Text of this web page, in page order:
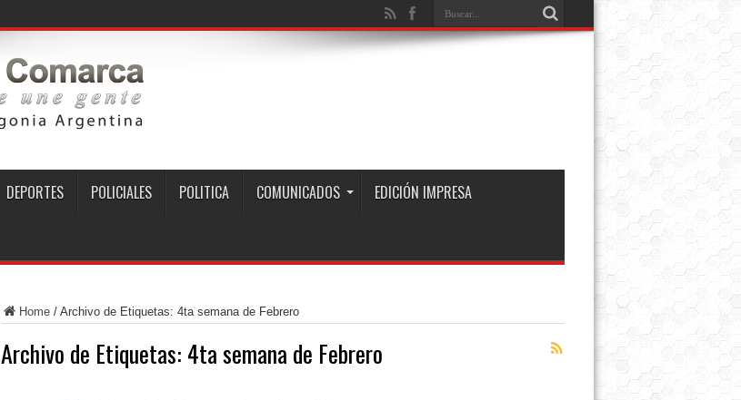
DEPORTES POLICIALES POLITICA COMUNICADOS EDICIÓN IMPRESA
Home/ Archivo de Etiquetas: 4ta semana de Febrero
Archivo de Etiquetas: 4ta semana de Febrero